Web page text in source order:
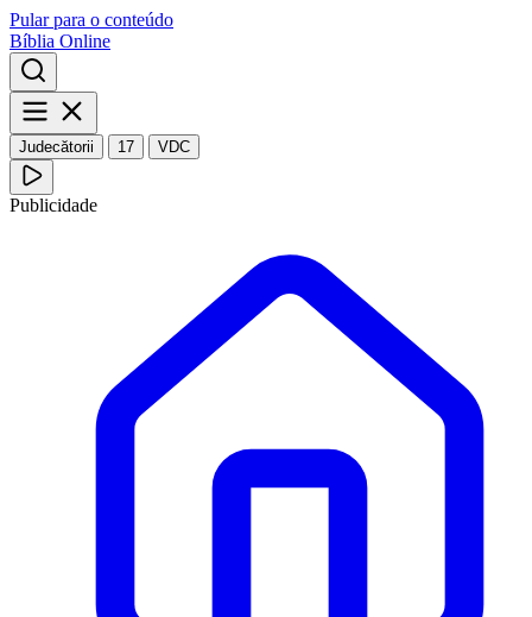
Pular para o conteúdo
Bíblia Online
Judecătorii 17 VDC
Publicidade